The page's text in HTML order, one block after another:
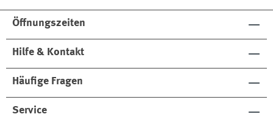
Öffnungszeiten
Hilfe & Kontakt
Häufige Fragen
Service